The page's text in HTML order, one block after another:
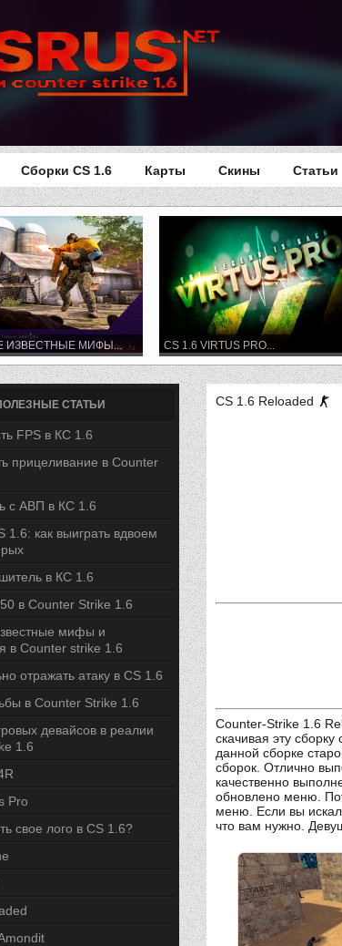
Сборки CS 1.6 Карты Скины Статьи
ИЗВЕСТНЫЕ МИФЫ... CS 1.6 VIRTUS PRO...
CS 1.6 Reloaded
Counter-Strike 1.6
скачивая эту
данной сборке
сборок. Отлично
качественно
обновлено меню.
меню. Если вы
что вам нужно.
СТАТЬИ
FPS в КС 1.6
прицеливание в Counter
с АВП в КС 1.6
1.6: как выиграть вдвоем
в КС 1.6
в Counter Strike 1.6
мифы и
в Counter strike 1.6
отражать атаку в CS 1.6
в Counter Strike 1.6
девайсов в реалии
1.6
Pro
свое лого в CS 1.6?